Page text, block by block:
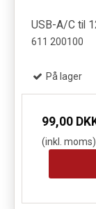
USB-A/C til
611 200100
På lager
99,00
(inkl. moms)